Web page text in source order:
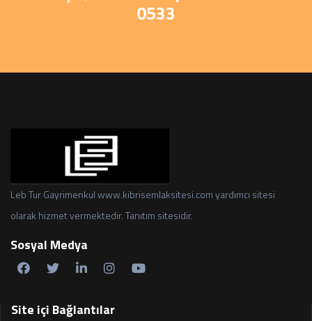
0533
Leb Tur Gayrimenkul www.kibrisemlaksitesi.com yardımcı sitesi
olarak hizmet vermektedir. Tanıtım sitesidir.
Sosyal Medya
Site içi Bağlantılar